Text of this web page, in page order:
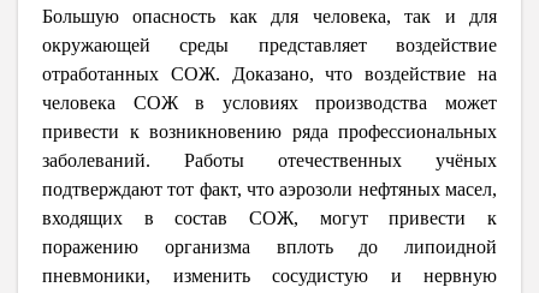
Большую опасность как для человека, так и для
окружающей среды представляет воздействие
отработанных СОЖ. Доказано, что воздействие на
человека СОЖ в условиях производства может
привести к возникновению ряда профессиональных
заболеваний. Работы отечественных учёных
подтверждают тот факт, что аэрозоли нефтяных масел,
входящих в состав СОЖ, могут привести к
поражению организма вплоть до липоидной
пневмоники, изменить сосудистую и нервную